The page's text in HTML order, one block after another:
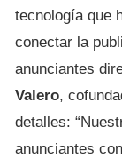
tecnología que
conectar la
anunciantes
Valero,
detalles:
anunciantes